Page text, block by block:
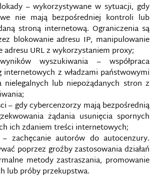
– wykorzystywane w sytuacji, gdy
nie mają bezpośredniej kontroli lub
stroną internetową. Ograniczenia są
blokowanie adresu IP, manipulowanie
adresu URL z wykorzystaniem proxy;
wyszukiwania – współpraca
internetowych z władzami państwowymi
nielegalnych lub niepożądanych stron z
– gdy cybercenzorzy mają bezpośrednią
żądania usunięcia spornych
ich zdaniem treści internetowych;
– zachęcanie autorów do autocenzury.
poprzez groźby zastosowania działań
metody zastraszania, promowanie
lub próby przekupstwa.
(INFORMACYJNE)
WOJSKOWE